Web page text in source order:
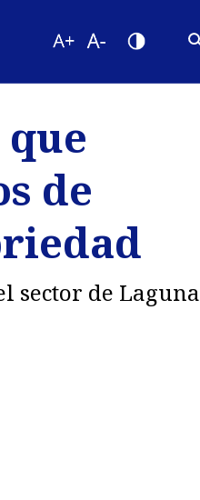
de
sector de Laguna